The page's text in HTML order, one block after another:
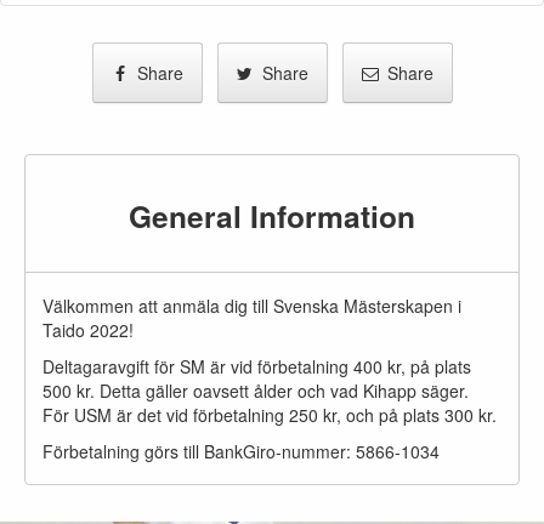
Share Share Share
General Information
Välkommen att anmäla dig till Svenska Mästerskapen i
Taido 2022!
Deltagaravgift för SM är vid förbetalning 400 kr, på plats
500 kr. Detta gäller oavsett ålder och vad Kihapp säger.
För USM är det vid förbetalning 250 kr, och på plats 300 kr.
Förbetalning görs till BankGiro-nummer: 5866-1034